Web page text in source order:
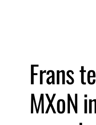
Frans
MXoN